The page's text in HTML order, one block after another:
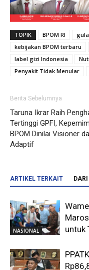
TOPIK BPOM RI
kebijakan BPOM terbaru
label gizi Indonesia
Penyakit Tidak Menular
Berita Sebelumnya
Taruna Ikrar Raih
Tertinggi GPFI,
BPOM Dinilai Visioner
Adaptif
ARTIKEL TERKAIT
NASIONAL
untuk